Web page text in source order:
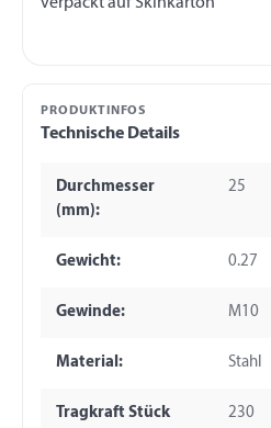
PRODUKTINFOS
Technische Details
Durchmesser
(mm):
25
Gewicht: 0.27
Gewinde: M10
Material: Stahl
Tragkraft Stück
230